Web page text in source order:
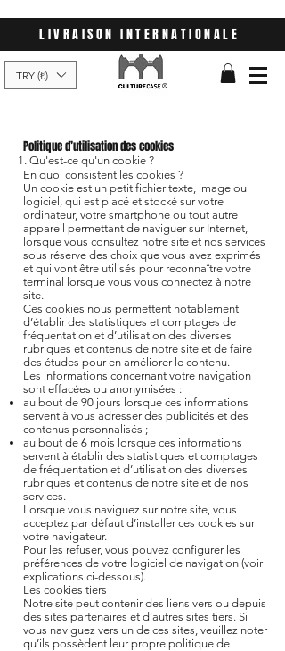
LIVRAISON INTERNATIONALE
TRY (₺)
1. Qu'est-ce qu'un cookie ?
Politique d’utilisation des cookies
En quoi consistent les cookies ?
Un cookie est un petit fichier texte, image ou
logiciel, qui est placé et stocké sur votre
ordinateur, votre smartphone ou tout autre
appareil permettant de naviguer sur Internet,
lorsque vous consultez notre site et nos services
sous réserve des choix que vous avez exprimés
et qui vont être utilisés pour reconnaître votre
terminal lorsque vous vous connectez à notre
site.
Ces cookies nous permettent notablement
d’établir des statistiques et comptages de
fréquentation et d’utilisation des diverses
rubriques et contenus de notre site et de faire
des études pour en améliorer le contenu.
Les informations concernant votre navigation
sont effacées ou anonymisées :
au bout de 90 jours lorsque ces informations
servent à vous adresser des publicités et des
contenus personnalisés ;
au bout de 6 mois lorsque ces informations
servent à établir des statistiques et comptages
de fréquentation et d’utilisation des diverses
rubriques et contenus de notre site et de nos
services.
Lorsque vous naviguez sur notre site, vous
acceptez par défaut d’installer ces cookies sur
votre navigateur.
Pour les refuser, vous pouvez configurer les
préférences de votre logiciel de navigation (voir
explications ci-dessous).
Les cookies tiers
Notre site peut contenir des liens vers ou depuis
des sites partenaires et d’autres sites tiers. Si
vous naviguez vers un de ces sites, veuillez noter
qu’ils possèdent leur propre politique de